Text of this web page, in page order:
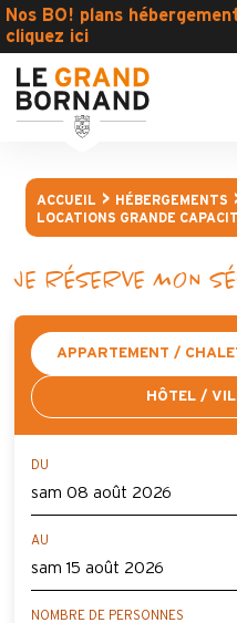
Nos BO! plans
cliquez ici
ACCUEIL HÉBERGEMENTS
LOCATIONS GRANDE
JE RÉSERVE MON
APPARTEMENT /
HÔTEL /
DU
AU
NOMBRE DE PERSONNES